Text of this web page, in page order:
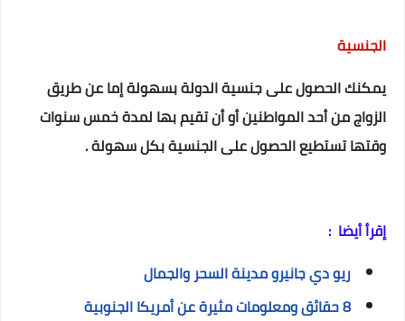
الجنسية
يمكنك الحصول على جنسية الدولة بسهولة إما عن طريق
الزواج من أحد المواطنين أو أن تقيم بها لمدة خمس سنوات
وقتها تستطيع الحصول على الجنسية بكل سهولة .
إقرأ أيضا :
ريو دي جانيرو مدينة السحر والجمال
8 حقائق ومعلومات مثيرة عن أمريكا الجنوبية